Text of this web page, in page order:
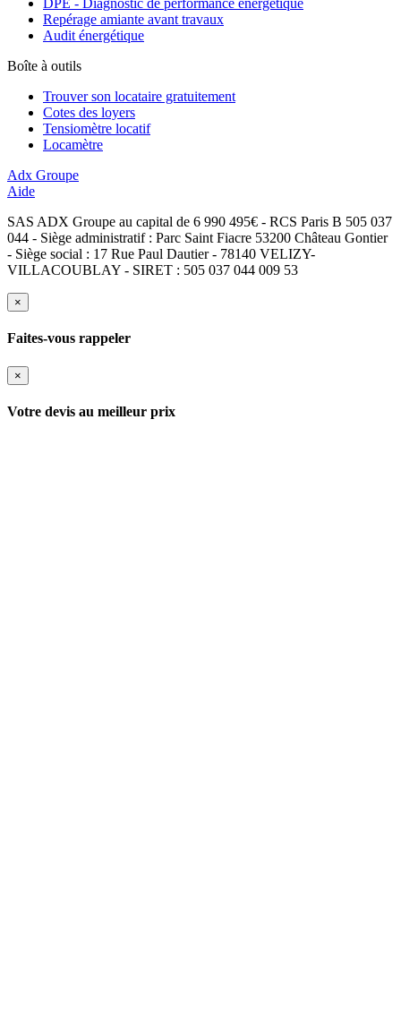
DPE - Diagnostic de performance énergétique
Repérage amiante avant travaux
Audit énergétique
Boîte à outils
Trouver son locataire gratuitement
Cotes des loyers
Tensiomètre locatif
Locamètre
Adx Groupe
Aide
SAS ADX Groupe au capital de 6 990 495€ - RCS Paris B 505 037
044 - Siège administratif : Parc Saint Fiacre 53200 Château Gontier
- Siège social : 17 Rue Paul Dautier - 78140 VELIZY-
VILLACOUBLAY - SIRET : 505 037 044 009 53
×
Faites-vous rappeler
×
Votre devis au meilleur prix